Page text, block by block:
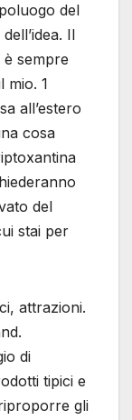
del
Il
sempre
mio. 1
all’estero
cosa
del
stai per
attrazioni.
di
tipici e
gli